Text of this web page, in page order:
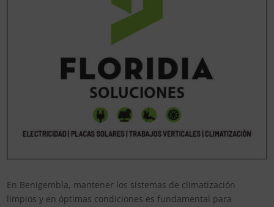
En Benigembla, mantener los sistemas de climatización
limpios y en óptimas condiciones es fundamental para